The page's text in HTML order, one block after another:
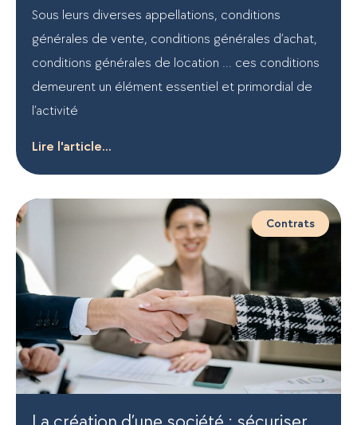
Sous leurs diverses appellations, conditions
générales de vente, conditions générales d’achat,
conditions générales de location … ces conditions
demeurent un élément essentiel et primordial de
l’activité
Lire l'article...
Contrats